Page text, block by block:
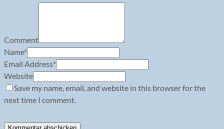
Comment
Name*
Email Address*
Website
Save my name, email, and website in this browser for the
next time I comment.